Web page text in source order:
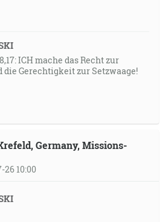
ICH mache das Recht zur
Gerechtigkeit zur Setzwaage!
Germany, Missions-
26 10:00